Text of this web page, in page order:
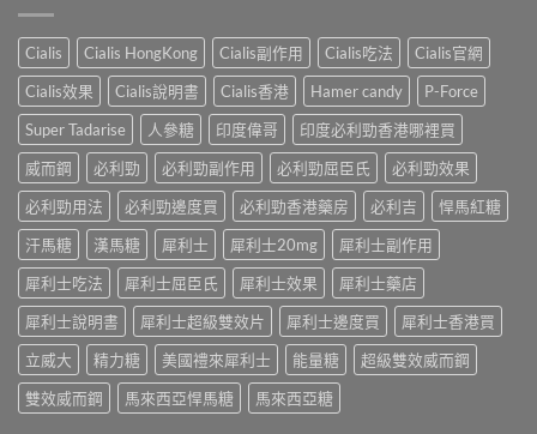
讀
的
正
確
用
法〉
副
作
用
與
增
效
指
南，
香
男
性
必
讀〉
期
比
較：
邊
款
先
合
「長
期
理」？〉
中
勃
好、
自
慰
硬、
唯
同
老
婆
硬
——
呢
類
ED
係
「壞
Cialis Cialis HongKong Cialis副作用 Cialis吃法
Cialis官網
Cialis效果
Cialis說明書 Cialis香港 Hamer candy
P-Force
Super Tadarise
人參糖 印度偉哥
印度必利勁香港哪裡買
威而鋼
必利勁 必利勁副作用 必利勁屈臣氏
必利勁效果
必利勁用法
必利勁邊度買 必利勁香港藥房 必利吉
悍馬紅糖
汗馬糖
漢馬糖 犀利士 犀利士20mg
犀利士副作用
犀利士吃法
犀利士屈臣氏 犀利士效果
犀利士藥店
犀利士說明書
犀利士超級雙效片 犀利士邊度買
犀利士香港買
立威大
精力糖 美國禮來犀利士 能量糖
超級雙效威而鋼
雙效威而鋼
馬來西亞悍馬糖 馬來西亞糖